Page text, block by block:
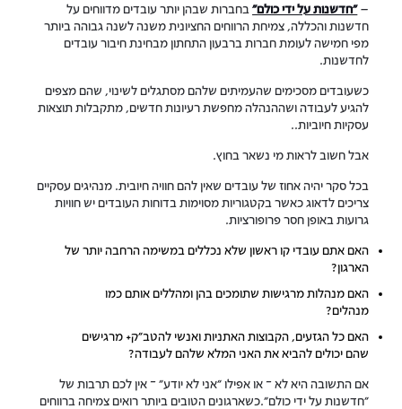
—“חדשנות על ידי כולם”בחברות שבהן יותר עובדים מדווחים על
חדשנות והכללה, צמיחת הרווחים החציונית משנה לשנה גבוהה ביותר
מפי חמישה לעומת חברות ברבעון התחתון מבחינת חיבור עובדים
לחדשנות.
כשעובדים מסכימים שהעמיתים שלהם מסתגלים לשינוי, שהם מצפים
להגיע לעבודה ושההנהלה מחפשת רעיונות חדשים, מתקבלות תוצאות
עסקיות חיוביות..
אבל חשוב לראות מי נשאר בחוץ.
בכל סקר יהיה אחוז של עובדים שאין להם חוויה חיובית. מנהיגים עסקיים
צריכים לדאוג כאשר בקטגוריות מסוימות בדוחות העובדים יש חוויות
גרועות באופן חסר פרופורציות.
האם אתם עובדי קו ראשון שלא נכללים במשימה הרחבה יותר של
הארגון?
האם מנהלות מרגישות שתומכים בהן ומהללים אותם כמו
מנהלים?
האם כל הגזעים, הקבוצות האתניות ואנשי להטב"ק+ מרגישים
שהם יכולים להביא את האני המלא שלהם לעבודה?
אם התשובה היא לא – או אפילו "אני לא יודע" – אין לכם תרבות של
"חדשנות על ידי כולם".כשארגונים הטובים ביותר רואים צמיחה ברווחים